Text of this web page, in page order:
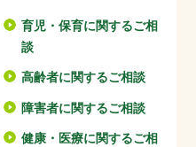
育児・保育に関するご相
談
高齢者に関するご相談
障害者に関するご相談
健康・医療に関するご相